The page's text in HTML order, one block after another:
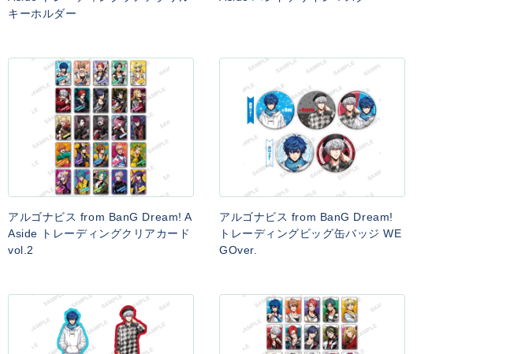
キーホルダー
アルゴナビス from BanG Dream! A
Aside トレーディングクリアカード
vol.2
アルゴナビス from BanG Dream!
トレーディングビッグ缶バッジ WE
GOver.